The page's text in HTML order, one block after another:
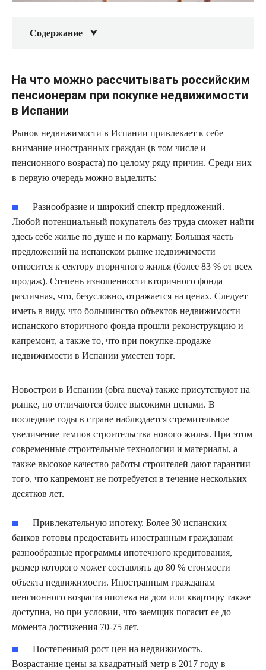
Содержание
На что можно рассчитывать российским
пенсионерам при покупке недвижимости
в Испании
Рынок недвижимости в Испании привлекает к себе
внимание иностранных граждан (в том числе и
пенсионного возраста) по целому ряду причин. Среди них
в первую очередь можно выделить:
Разнообразие и широкий спектр предложений.
Любой потенциальный покупатель без труда сможет найти
здесь себе жилье по душе и по карману. Большая часть
предложений на испанском рынке недвижимости
относится к сектору вторичного жилья (более 83 % от всех
продаж). Степень изношенности вторичного фонда
различная, что, безусловно, отражается на ценах. Следует
иметь в виду, что большинство объектов недвижимости
испанского вторичного фонда прошли реконструкцию и
капремонт, а также то, что при покупке-продаже
недвижимости в Испании уместен торг.
Новострои в Испании (obra nueva) также присутствуют на
рынке, но отличаются более высокими ценами. В
последние годы в стране наблюдается стремительное
увеличение темпов строительства нового жилья. При этом
современные строительные технологии и материалы, а
также высокое качество работы строителей дают гарантии
того, что капремонт не потребуется в течение нескольких
десятков лет.
Привлекательную ипотеку. Более 30 испанских
банков готовы предоставить иностранным гражданам
разнообразные программы ипотечного кредитования,
размер которого может составлять до 80 % стоимости
объекта недвижимости. Иностранным гражданам
пенсионного возраста ипотека на дом или квартиру также
доступна, но при условии, что заемщик погасит ее до
момента достижения 70-75 лет.
Постепенный рост цен на недвижимость.
Возрастание цены за квадратный метр в 2017 году в